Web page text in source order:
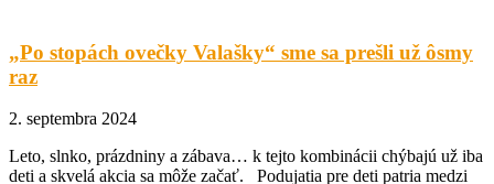
„Po stopách ovečky Valašky“ sme sa prešli už ôsmy
raz
2. septembra 2024
Leto, slnko, prázdniny a zábava… k tejto kombinácii chýbajú už iba
deti a skvelá akcia sa môže začať. Podujatia pre deti patria medzi